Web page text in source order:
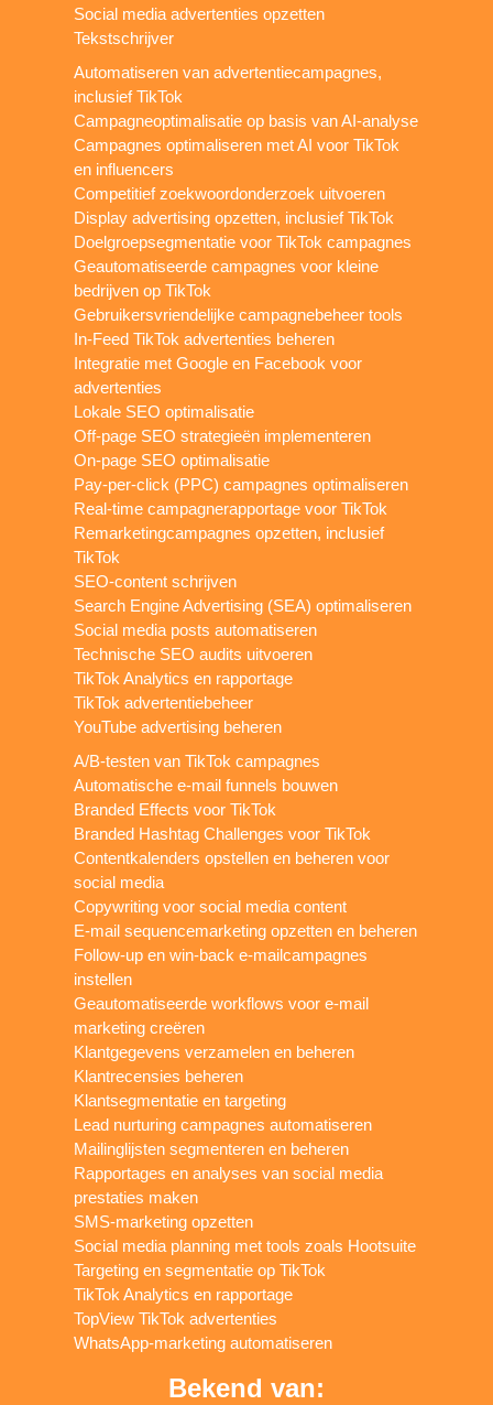
Social media advertenties opzetten
Tekstschrijver
Automatiseren van advertentiecampagnes,
inclusief TikTok
Campagneoptimalisatie op basis van AI-analyse
Campagnes optimaliseren met AI voor TikTok
en influencers
Competitief zoekwoordonderzoek uitvoeren
Display advertising opzetten, inclusief TikTok
Doelgroepsegmentatie voor TikTok campagnes
Geautomatiseerde campagnes voor kleine
bedrijven op TikTok
Gebruikersvriendelijke campagnebeheer tools
In-Feed TikTok advertenties beheren
Integratie met Google en Facebook voor
advertenties
Lokale SEO optimalisatie
Off-page SEO strategieën implementeren
On-page SEO optimalisatie
Pay-per-click (PPC) campagnes optimaliseren
Real-time campagnerapportage voor TikTok
Remarketingcampagnes opzetten, inclusief
TikTok
SEO-content schrijven
Search Engine Advertising (SEA) optimaliseren
Social media posts automatiseren
Technische SEO audits uitvoeren
TikTok Analytics en rapportage
TikTok advertentiebeheer
YouTube advertising beheren
A/B-testen van TikTok campagnes
Automatische e-mail funnels bouwen
Branded Effects voor TikTok
Branded Hashtag Challenges voor TikTok
Contentkalenders opstellen en beheren voor
social media
Copywriting voor social media content
E-mail sequencemarketing opzetten en beheren
Follow-up en win-back e-mailcampagnes
instellen
Geautomatiseerde workflows voor e-mail
marketing creëren
Klantgegevens verzamelen en beheren
Klantrecensies beheren
Klantsegmentatie en targeting
Lead nurturing campagnes automatiseren
Mailinglijsten segmenteren en beheren
Rapportages en analyses van social media
prestaties maken
SMS-marketing opzetten
Social media planning met tools zoals Hootsuite
Targeting en segmentatie op TikTok
TikTok Analytics en rapportage
TopView TikTok advertenties
WhatsApp-marketing automatiseren
Bekend van: